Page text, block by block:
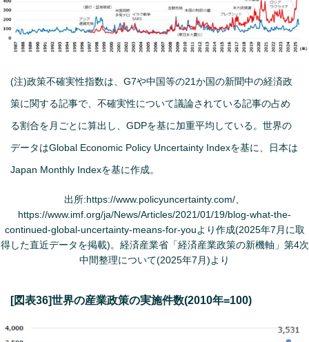
(注)政策不確実性指数は、G7や中国等の21か国の新聞中の経済政
策に関する記事で、不確実性について議論されている記事の占め
る割合を月ごとに算出し、GDPを基に加重平均している。世界の
データはGlobal Economic Policy Uncertainty Indexを基に、日本は
Japan Monthly Indexを基に作成。
出所:https://www.policyuncertainty.com/、
https://www.imf.org/ja/News/Articles/2021/01/19/blog-what-the-
continued-global-uncertainty-means-for-youより作成(2025年7月に取
得した直近データを掲載)。経済産業省「経済産業政策の新機軸」第4次
中間整理について(2025年7月)より
[図表36]世界の産業政策の実施件数(2010年=100)